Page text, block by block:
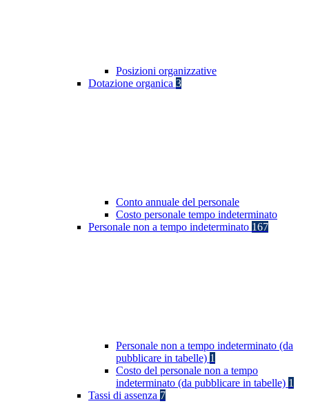
Posizioni organizzative
Dotazione organica 3
Conto annuale del personale
Costo personale tempo indeterminato
Personale non a tempo indeterminato 167
Personale non a tempo indeterminato (da
pubblicare in tabelle) 1
Costo del personale non a tempo
indeterminato (da pubblicare in tabelle) 1
Tassi di assenza 7